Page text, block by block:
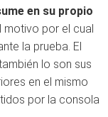
en su propio
motivo por el cual
la prueba. El
lo son sus
en el mismo
por la consola